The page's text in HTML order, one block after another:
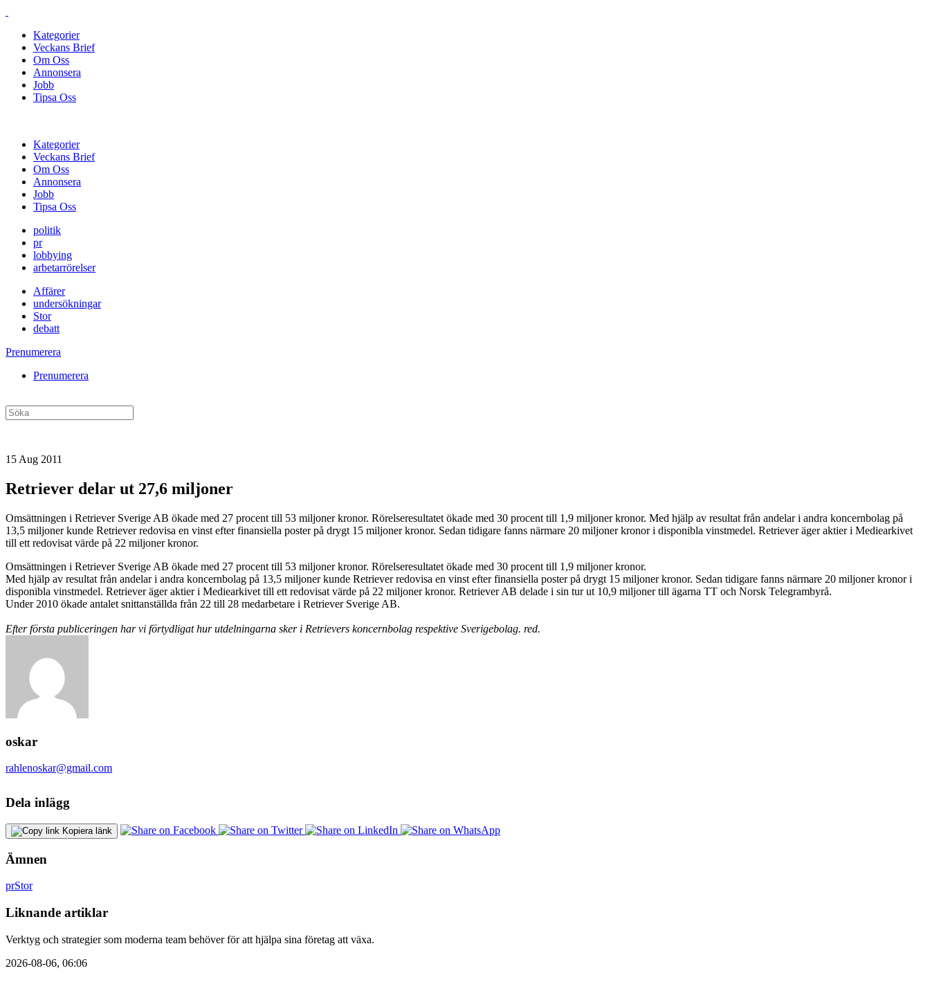
Kategorier
Veckans Brief
Om Oss
Annonsera
Jobb
Tipsa Oss
Kategorier
Veckans Brief
Om Oss
Annonsera
Jobb
Tipsa Oss
politik
pr
lobbying
arbetarrörelser
Affärer
undersökningar
Stor
debatt
Prenumerera
Prenumerera
15 Aug 2011
Retriever delar ut 27,6 miljoner
Omsättningen i Retriever Sverige AB ökade med 27 procent till 53 miljoner kronor. Rörelseresultatet ökade med 30 procent till 1,9 miljoner kronor. Med hjälp av resultat från andelar i andra koncernbolag på
13,5 miljoner kunde Retriever redovisa en vinst efter finansiella poster på drygt 15 miljoner kronor. Sedan tidigare fanns närmare 20 miljoner kronor i disponibla vinstmedel. Retriever äger aktier i Mediearkivet
till ett redovisat värde på 22 miljoner kronor.
Omsättningen i Retriever Sverige AB ökade med 27 procent till 53 miljoner kronor. Rörelseresultatet ökade med 30 procent till 1,9 miljoner kronor.
Med hjälp av resultat från andelar i andra koncernbolag på 13,5 miljoner kunde Retriever redovisa en vinst efter finansiella poster på drygt 15 miljoner kronor. Sedan tidigare fanns närmare 20 miljoner kronor i
disponibla vinstmedel. Retriever äger aktier i Mediearkivet till ett redovisat värde på 22 miljoner kronor. Retriever AB delade i sin tur ut 10,9 miljoner till ägarna TT och Norsk Telegrambyrå.
Under 2010 ökade antalet snittanställda från 22 till 28 medarbetare i Retriever Sverige AB.
Efter första publiceringen har vi förtydligat hur utdelningarna sker i Retrievers koncernbolag respektive Sverigebolag. red.
oskar
rahlenoskar@gmail.com
Dela inlägg
Kopiera länk
Ämnen
prStor
Liknande artiklar
Verktyg och strategier som moderna team behöver för att hjälpa sina företag att växa.
2026-08-06, 06:06